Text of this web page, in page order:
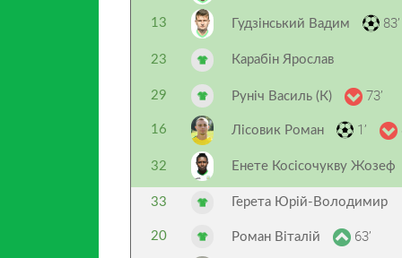
13 Гудзінський Вадим 83’
23 Карабін Ярослав
29 Руніч Василь (К) 73’
16 Лісовик Роман 1’
32 Енете Косісочукву Жозеф
33 Герета Юрій-Володимир
20 Роман Віталій 63’